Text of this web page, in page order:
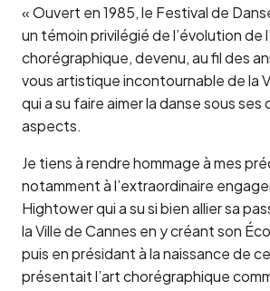
« Ouvert en 1985, le Festival de
un témoin privilégié de l’évolution de
chorégraphique, devenu, au fil des
vous artistique incontournable de la
qui a su faire aimer la danse sous
aspects.
Je tiens à rendre hommage à mes
notamment à l’extraordinaire
Hightower qui a su si bien allier sa
la Ville de Cannes en y créant son
puis en présidant à la naissance de
présentait l’art chorégraphique